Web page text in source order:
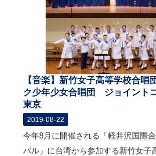
【音楽】新竹女子高等学校合唱
ク少年少女合唱団 ジョイント
東京
2019-08-22
今年8月に開催される「軽井沢国際
バル」に台湾から参加する新竹女子